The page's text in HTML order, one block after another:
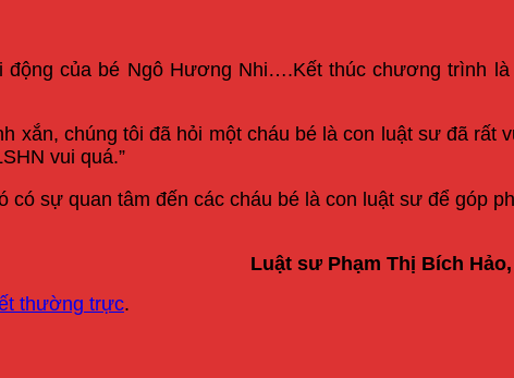
của bé Ngô Hương Nhi….Kết thúc chương trình
xắn, chúng tôi đã hỏi một cháu bé là con luật sư đã rất
vui quá.”
sự quan tâm đến các cháu bé là con luật sư để góp
Luật sư Phạm Thị Bích
thường trực.